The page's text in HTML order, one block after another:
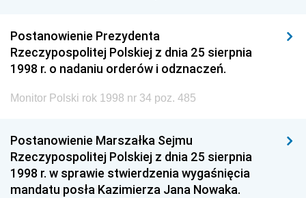
Postanowienie Prezydenta
Rzeczypospolitej Polskiej z dnia 25 sierpnia
1998 r. o nadaniu orderów i odznaczeń.
Monitor Polski rok 1998 nr 34 poz. 485
Postanowienie Marszałka Sejmu
Rzeczypospolitej Polskiej z dnia 25 sierpnia
1998 r. w sprawie stwierdzenia wygaśnięcia
mandatu posła Kazimierza Jana Nowaka.